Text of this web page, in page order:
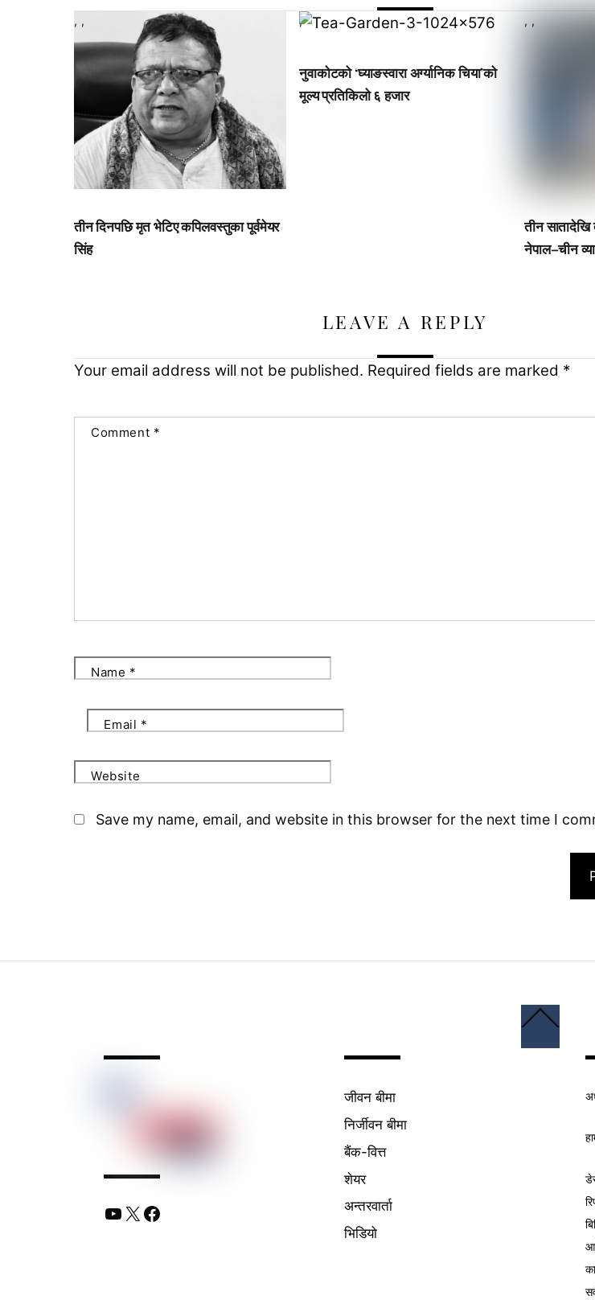
, ,
तीन दिनपछि मृत भेटिए कपिलवस्तुका पूर्वमेयर
सिंह
,
नुवाकोटको ‘घ्याङस्वारा अर्ग्यानिक चिया’को
मूल्य प्रतिकिलो ६ हजार
, ,
तीन सातादेखि
नेपाल–चीन
LEAVE A REPLY
Your email address will not be published. Required fields are marked *
Comment *
Name *
Email *
Website
Save my name, email, and website in this browser for the next time I
To
YouTube
X Facebook
जीवन बीमा
निर्जीवन बीमा
बैंक-वित्त
शेयर
अन्तरवार्ता
भिडियो